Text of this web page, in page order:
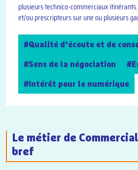
plusieurs technico-commerciaux
et/ou prescripteurs sur une ou plusieurs
#Qualité d’écoute et de
#Sens de la négociation
#Intérêt pour le numérique
Le métier de
bref